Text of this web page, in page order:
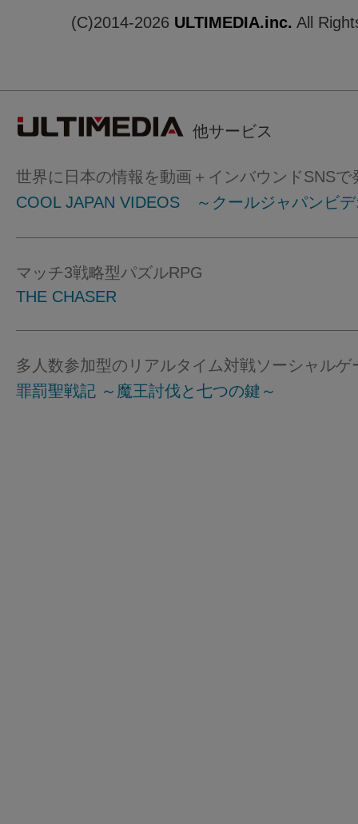
(C)2014-2026 ULTIMEDIA.inc. All
他サービス
世界に日本の情報を動画＋インバウンドSNSで
COOL JAPAN VIDEOS ～クールジャパンビ
マッチ3戦略型パズルRPG
THE CHASER
多人数参加型のリアルタイム対戦ソーシャルゲ
罪罰聖戦記 ～魔王討伐と七つの鍵～